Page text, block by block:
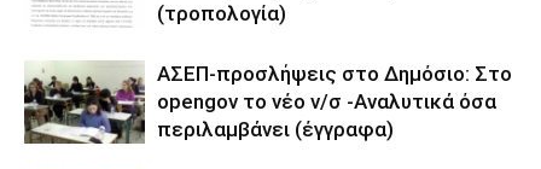
(τροπολογία)
ΑΣΕΠ-προσλήψεις στο Δημόσιο: Στο
opengov το νέο ν/σ -Αναλυτικά όσα
περιλαμβάνει (έγγραφα)